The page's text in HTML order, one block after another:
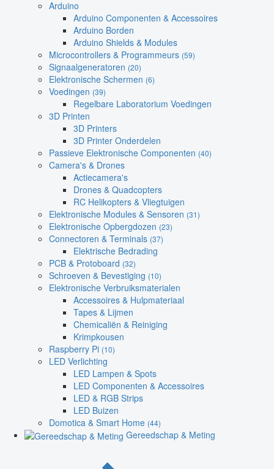
Arduino
Arduino Componenten & Accessoires
Arduino Borden
Arduino Shields & Modules
Microcontrollers & Programmeurs (59)
Signaalgeneratoren (20)
Elektronische Schermen (6)
Voedingen (39)
Regelbare Laboratorium Voedingen
3D Printen
3D Printers
3D Printer Onderdelen
Passieve Elektronische Componenten (40)
Camera's & Drones
Actiecamera's
Drones & Quadcopters
RC Helikopters & Vliegtuigen
Elektronische Modules & Sensoren (31)
Elektronische Opbergdozen (23)
Connectoren & Terminals (37)
Elektrische Bedrading
PCB & Protoboard (32)
Schroeven & Bevestiging (10)
Elektronische Verbruiksmaterialen
Accessoires & Hulpmateriaal
Tapes & Lijmen
Chemicaliën & Reiniging
Krimpkousen
Raspberry Pi (10)
LED Verlichting
LED Lampen & Spots
LED Componenten & Accessoires
LED & RGB Strips
LED Buizen
Domotica & Smart Home (44)
Gereedschap & Meting